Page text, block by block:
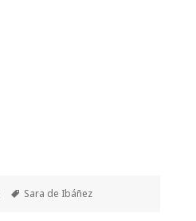
Etiquetas
Sara de Ibáñez